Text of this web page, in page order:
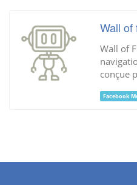
Wall of
Wall of
conçue
Facebook